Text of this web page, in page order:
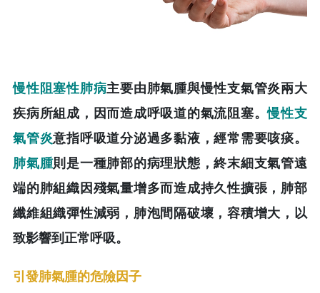
慢性阻塞性肺病主要由肺氣腫與慢性支氣管炎兩大
疾病所組成，因而造成呼吸道的氣流阻塞。慢性支
氣管炎意指呼吸道分泌過多黏液，經常需要咳痰。
肺氣腫則是一種肺部的病理狀態，終末細支氣管遠
端的肺組織因殘氣量增多而造成持久性擴張，肺部
纖維組織彈性減弱，肺泡間隔破壞，容積增大，以
致影響到正常呼吸。
引發肺氣腫的危險因子